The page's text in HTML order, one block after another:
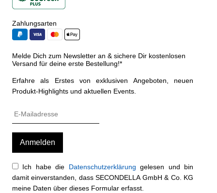
Zahlungsarten
Melde Dich zum Newsletter an & sichere Dir kostenlosen
Versand für deine erste Bestellung!*
Erfahre als Erstes von exklusiven Angeboten, neuen
Produkt-Highlights und aktuellen Events.
Ich habe die Datenschutzerklärung gelesen und bin
damit einverstanden, dass SECONDELLA GmbH & Co. KG
meine Daten über dieses Formular erfasst.